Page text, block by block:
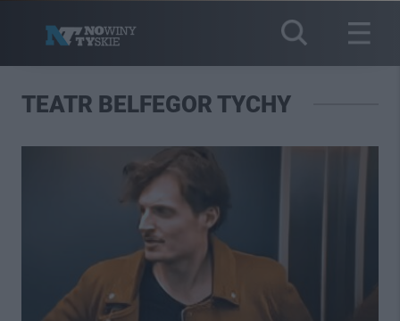
TEATR BELFEGOR TYCHY